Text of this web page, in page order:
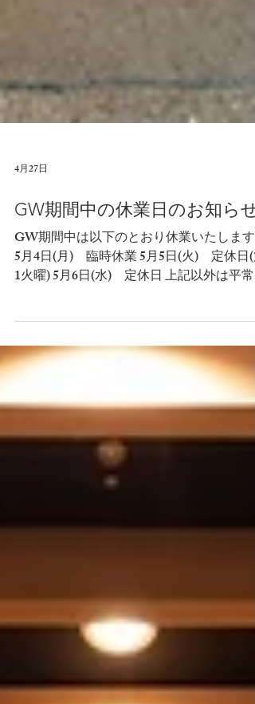
4月27日
GW期間中の休業日のお知らせ
GW期間中は以下のとおり休業いたします
5月4日(月) 臨時休業 5月5日(火) 定休日(第
1火曜) 5月6日(水) 定休日 上記以外は平常通
り営業いたします。